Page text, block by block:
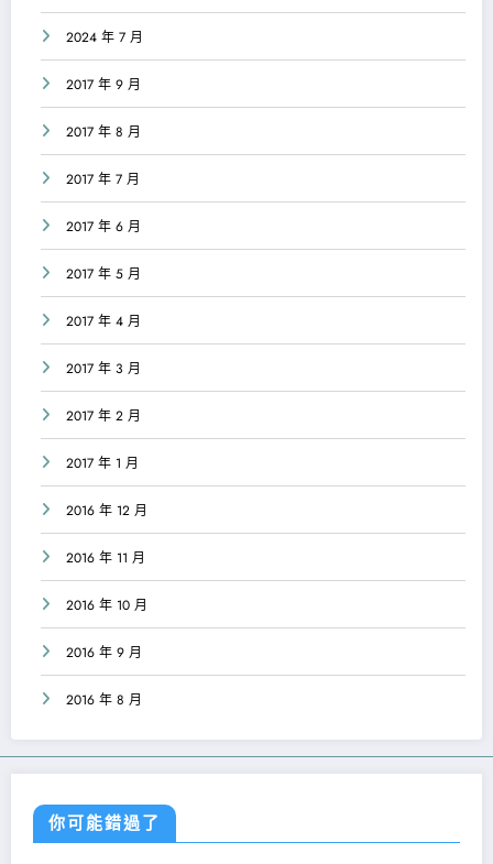
2024 年 7 月
2017 年 9 月
2017 年 8 月
2017 年 7 月
2017 年 6 月
2017 年 5 月
2017 年 4 月
2017 年 3 月
2017 年 2 月
2017 年 1 月
2016 年 12 月
2016 年 11 月
2016 年 10 月
2016 年 9 月
2016 年 8 月
你可能錯過了